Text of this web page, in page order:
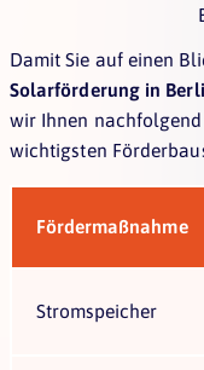
Damit Sie auf einen
Solarförderung in
wir Ihnen
wichtigsten
Fördermaßnahme
Stromspeicher